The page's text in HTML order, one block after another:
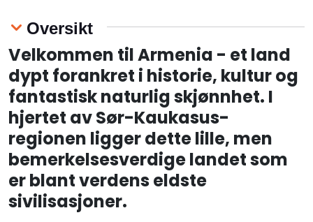
Oversikt
Velkommen til Armenia - et land
dypt forankret i historie, kultur og
fantastisk naturlig skjønnhet. I
hjertet av Sør-Kaukasus-
regionen ligger dette lille, men
bemerkelsesverdige landet som
er blant verdens eldste
sivilisasjoner.